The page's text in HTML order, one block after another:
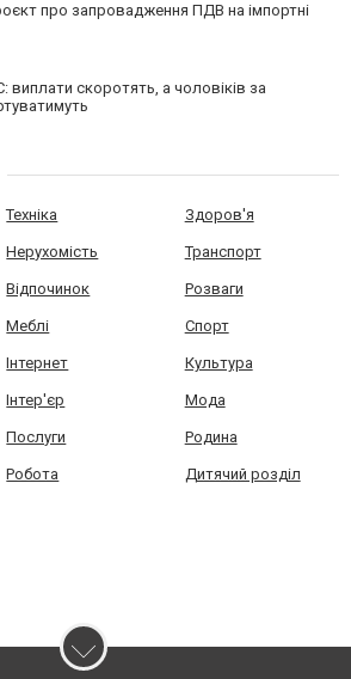
про запровадження ПДВ на імпортні
виплати скоротять, а чоловіків за
Техніка Здоров'я
Нерухомість Транспорт
Відпочинок Розваги
Меблі Спорт
Інтернет Культура
Інтер'єр Мода
Послуги Родина
Робота Дитячий розділ